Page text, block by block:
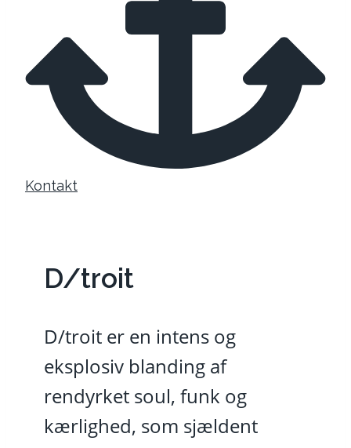
Kontakt
D/troit
D/troit er en intens og
eksplosiv blanding af
rendyrket soul, funk og
kærlighed, som sjældent